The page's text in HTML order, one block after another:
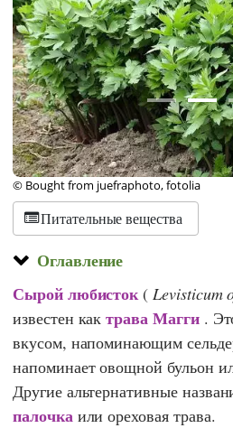
© Bought from juefraphoto, fotolia
Питательные вещества
Оглавление
Сырой любисток( Levisticum
известен кактрава Магги.
вкусом, напоминающим
напоминает овощной бульон
Другие альтернативные
палочка или ореховая трава.